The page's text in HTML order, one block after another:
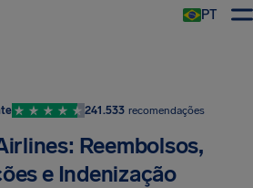
PT
241.533 recomendações
Reembolsos,
e Indenização